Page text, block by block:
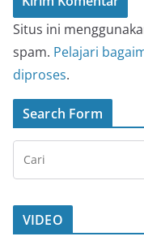
Situs ini
spam. Pelajari
diproses.
Search Form
VIDEO